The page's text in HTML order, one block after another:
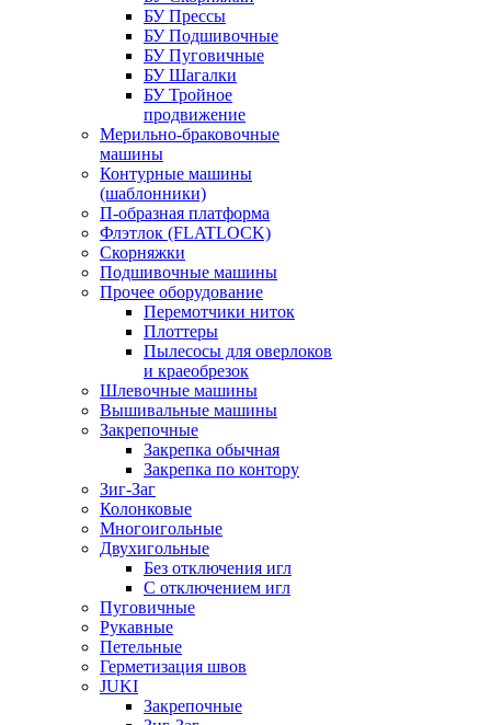
БУ Прессы
БУ Подшивочные
БУ Пуговичные
БУ Шагалки
БУ Тройное
продвижение
Мерильно-браковочные
машины
Контурные машины
(шаблонники)
П-образная платформа
Флэтлок (FLATLOCK)
Скорняжки
Подшивочные машины
Прочее оборудование
Перемотчики ниток
Плоттеры
Пылесосы для оверлоков
и краеобрезок
Шлевочные машины
Вышивальные машины
Закрепочные
Закрепка обычная
Закрепка по контору
Зиг-Заг
Колонковые
Многоигольные
Двухигольные
Без отключения игл
С отключением игл
Пуговичные
Рукавные
Петельные
Герметизация швов
JUKI
Закрепочные